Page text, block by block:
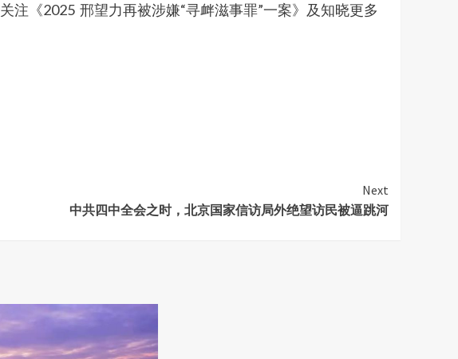
关注《2025 邢望力再被涉嫌“寻衅滋事罪”一案》及知晓更多
Next
中共四中全会之时，北京国家信访局外绝望访民被逼跳河